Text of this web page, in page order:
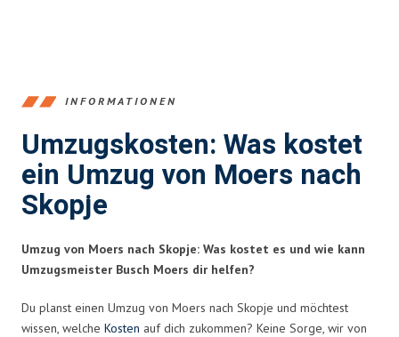
INFORMATIONEN
Umzugskosten: Was kostet
ein Umzug von Moers nach
Skopje
Umzug von Moers nach Skopje: Was kostet es und wie kann
Umzugsmeister Busch Moers dir helfen?
Du planst einen Umzug von Moers nach Skopje und möchtest
wissen, welche Kosten auf dich zukommen? Keine Sorge, wir von